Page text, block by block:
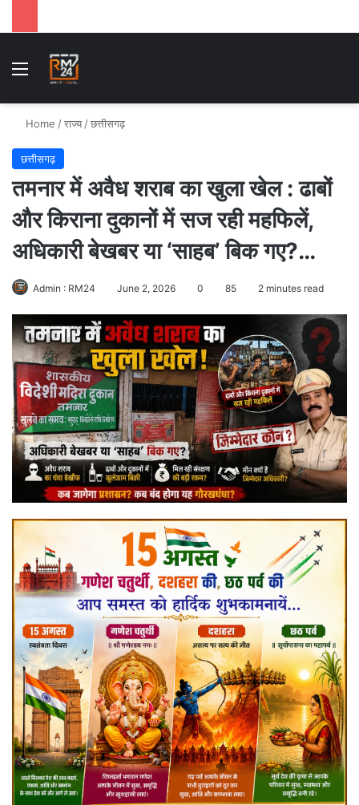
Menu
Home /राज्य /छत्तीसगढ़
छत्तीसगढ़
तमनार में अवैध शराब का खुला खेल : ढाबों
और किराना दुकानों में सज रही महफिलें,
अधिकारी बेखबर या ‘साहब’ बिक गए?…
Admin : RM24 June 2, 2026 0 85 2 minutes read